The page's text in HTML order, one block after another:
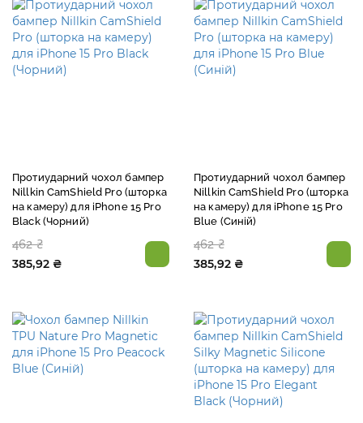
Протиударний чохол бампер
Nillkin CamShield Pro (шторка
на камеру) для iPhone 15 Pro
Black (Чорний)
462 ₴
385,92 ₴
Протиударний чохол бампер
Nillkin CamShield Pro (шторка
на камеру) для iPhone 15 Pro
Blue (Синій)
462 ₴
385,92 ₴